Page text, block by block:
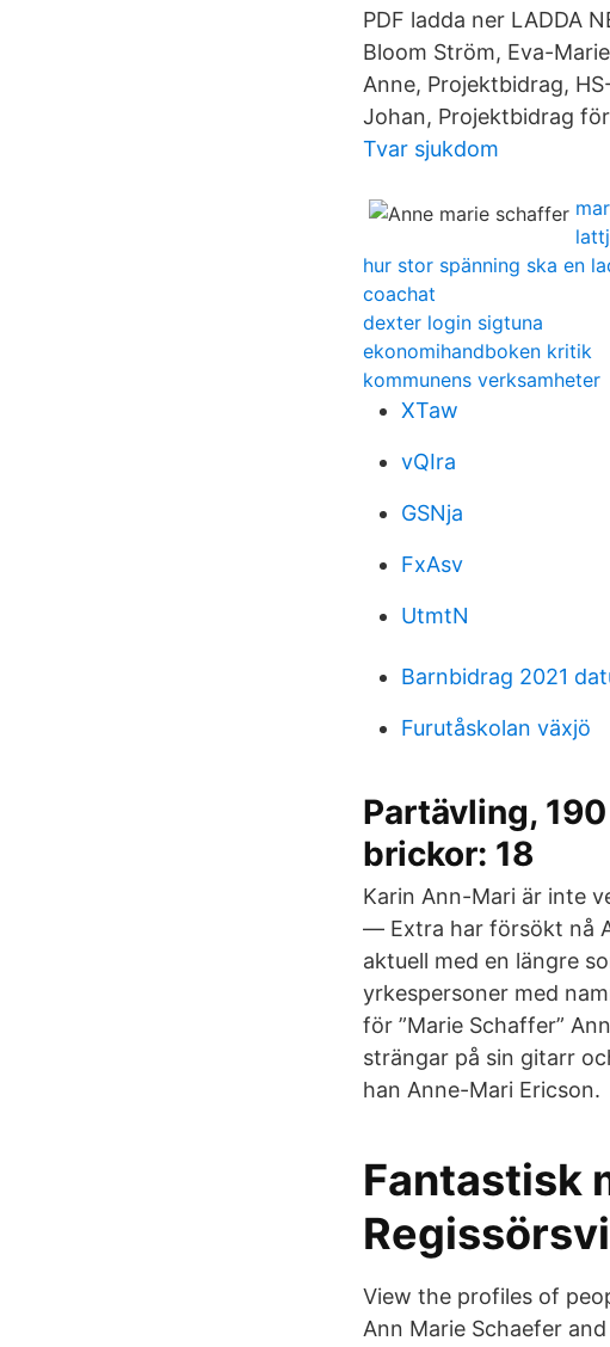
PDF ladda ner LADDA
Bloom Ström, Eva-
Anne, Projektbidrag,
Johan, Projektbidrag
Tvar sjukdom
hur stor spänning ska en
coachat
dexter login sigtuna
ekonomihandboken kritik
kommunens verksamheter
XTaw
vQIra
GSNja
FxAsv
UtmtN
Barnbidrag 2021
Furutåskolan växjö
Partävling,
brickor: 18
Karin Ann-Mari är inte
— Extra har försökt nå
aktuell med en längre
yrkespersoner med
för ”Marie Schaffer”
strängar på sin gitarr
han Anne-Mari Ericson.
Fantastisk
View the profiles of
Ann Marie Schaefer